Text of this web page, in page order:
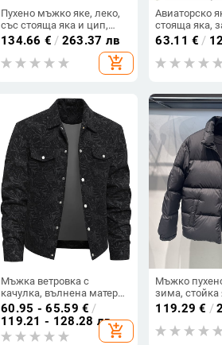
Пухено мъжко яке, леко,
със стояща яка и цип,
100% пух от патици,
дължина около 50–65 cm
134.66 € / 263.37 лв
add_shopping_cart
Авиаторско
стояща яка,
с цип,
дишащ
свободен
63.11 € /
Мъжка ветровка с
качулка, вълнена материя
със зайча козина, яка тип
ла-пел, лек стил, есен
2025
60.95 - 65.59 € /
119.21 - 128.28 лв
add_shopping_cart
Мъжко
зима, стойка
прилягаща
пълнеж от
пухност 600,
119.29 € /